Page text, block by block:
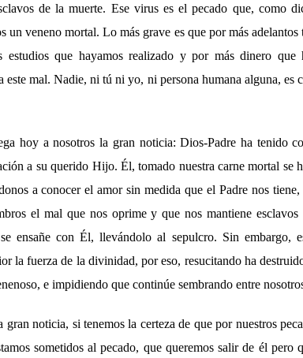
de la muerte. Ese virus es el pecado que, como
un veneno mortal. Lo más grave es que por más adelantos
que hayamos realizado y por más dinero que
este mal. Nadie, ni tú ni yo, ni persona humana alguna, es
hoy a nosotros la gran noticia: Dios-Padre ha tenido
a su querido Hijo. Él, tomado nuestra carne mortal se
a conocer el amor sin medida que el Padre nos tiene,
el mal que nos oprime y que nos mantiene
ensañe con Él, llevándolo al sepulcro. Sin embargo,
la fuerza de la divinidad, por eso, resucitando ha
e impidiendo que continúe sembrando entre
gran noticia, si tenemos la certeza de que por nuestros
sometidos al pecado, que queremos salir de él pero